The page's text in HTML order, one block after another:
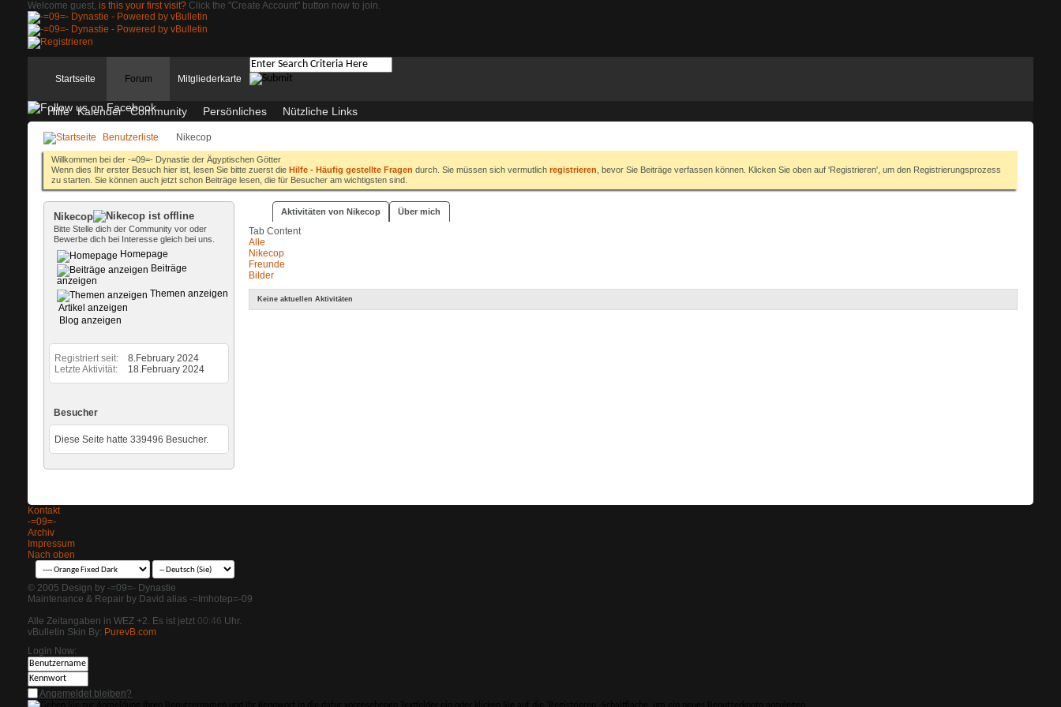
Welcome guest, is this your first visit? Click the "Create Account" button now to join.
Startseite Forum
Hilfe Kalender Community Persönliches Nützliche Links
Mitgliederkarte
Benutzerliste Nikecop
Willkommen bei der -=09=- Dynastie der Ägyptischen Götter
Wenn dies Ihr erster Besuch hier ist, lesen Sie bitte zuerst die Hilfe - Häufig gestellte Fragen durch. Sie müssen sich vermutlich registrieren , bevor Sie Beiträge verfassen können. Klicken Sie oben auf 'Registrieren', um den Registrierungsprozess
zu starten. Sie können auch jetzt schon Beiträge lesen, die für Besucher am wichtigsten sind.
Nikecop
Bitte Stelle dich der Community vor oder
Bewerbe dich bei Interesse gleich bei uns.
Homepage
Beiträge
anzeigen
Themen anzeigen
Artikel anzeigen
Blog anzeigen
Registriert seit
8.February 2024
Letzte Aktivität
18.February 2024
Besucher
Diese Seite hatte 339496 Besucher.
Aktivitäten von Nikecop Über mich
Tab Content
Alle
Nikecop
Freunde
Bilder
Keine aktuellen Aktivitäten
Kontakt
-=09=-
Archiv
Impressum
Nach oben
© 2005 Design by -=09=- Dynastie
Maintenance & Repair by David alias -=Imhotep=-09
Alle Zeitangaben in WEZ +2. Es ist jetzt 00:46 Uhr.
vBulletin Skin By: PurevB.com
Login Now:
Angemeldet bleiben?